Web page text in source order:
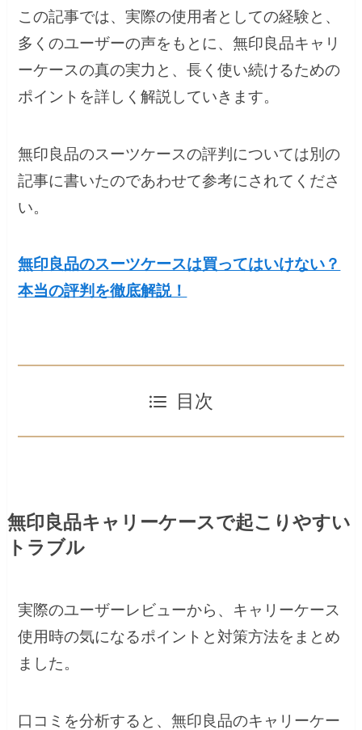
この記事では、実際の使用者としての経験と、
多くのユーザーの声をもとに、無印良品キャリ
ーケースの真の実力と、長く使い続けるための
ポイントを詳しく解説していきます。
無印良品のスーツケースの評判については別の
記事に書いたのであわせて参考にされてくださ
い。
無印良品のスーツケースは買ってはいけない？
本当の評判を徹底解説！
目次
無印良品キャリーケースで起こりやすい
トラブル
実際のユーザーレビューから、キャリーケース
使用時の気になるポイントと対策方法をまとめ
ました。
口コミを分析すると、無印良品のキャリーケー